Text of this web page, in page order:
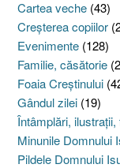
Cartea veche (43)
Creşterea copiilor
Evenimente (128)
Familie, căsătorie
Foaia Creştinului
Gândul zilei (19)
Întâmplări, ilustraţii,
Minunile Domnului
Pildele Domnului